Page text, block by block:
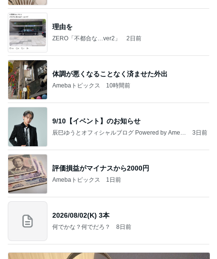
理由を
ZERO「不都合な…ver2」 2日前
体調が悪くなることなく済ませた外出
Amebaトピックス 10時間前
9/10【イベント】のお知らせ
辰巳ゆうとオフィシャルブログ Powered by Ameb
3日前
評価損益がマイナスから2000円
Amebaトピックス 1日前
2026/08/02(K) 3本
何でかな？何でだろ？ 8日前